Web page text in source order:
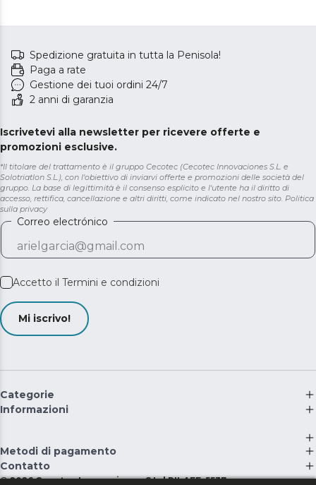
Spedizione gratuita in tutta la Penisola!
Paga a rate
Gestione dei tuoi ordini 24/7
2 anni di garanzia
Iscrivetevi alla newsletter per ricevere offerte e
promozioni esclusive.
*Il titolare del trattamento è il gruppo Cecotec (Cecotec Innovaciones S.L. e
Solotriatlon S.L.), con l'obiettivo di inviarvi offerte e promozioni delle società del
gruppo. La base di legittimità è il consenso esplicito e l'utente ha il diritto di
accesso, rettifica, cancellazione e altri diritti, come indicato nel nostro sito. Politica
sulla privacy
Correo electrónico
Accetto il Termini e condizioni
Mi iscrivo!
Categorie
Informazioni
Metodi di pagamento
Contatto
©2026 Cecotec Innovaciones S.L. | RII-AEE: 5537